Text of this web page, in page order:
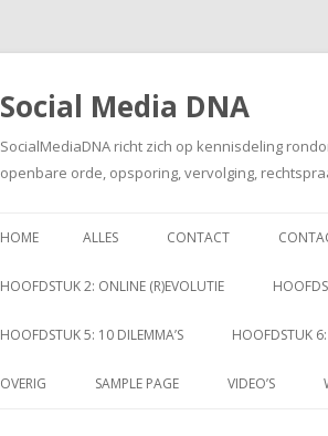
Social Media DNA
SocialMediaDNA richt zich op kennisdeling
openbare orde, opsporing, vervolging,
HOME ALLES CONTACT
HOOFDSTUK 2: ONLINE (R)EVOLUTIE
HOOFDSTUK 5: 10 DILEMMA’S HOOFDSTUK
OVERIG SAMPLE PAGE VIDEO’S